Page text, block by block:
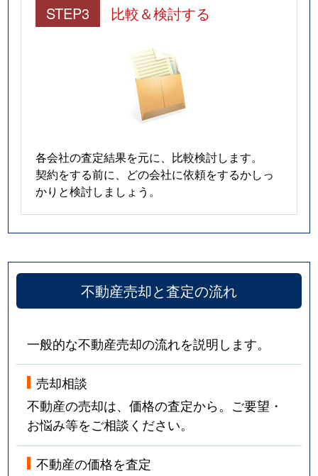
STEP3 比較＆検討する
各会社の査定結果を元に、比較検討します。
契約をする前に、どの会社に依頼をするかしっ
かりと検討しましょう。
不動産売却と査定の流れ
一般的な不動産売却の流れを説明します。
売却相談
不動産の売却は、価格の査定から。ご要望・
お悩み等をご相談ください。
不動産の価格を査定